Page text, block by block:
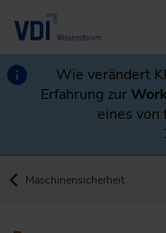
Wie verändert
Erfahrung zur
eines von
Maschinensicherheit